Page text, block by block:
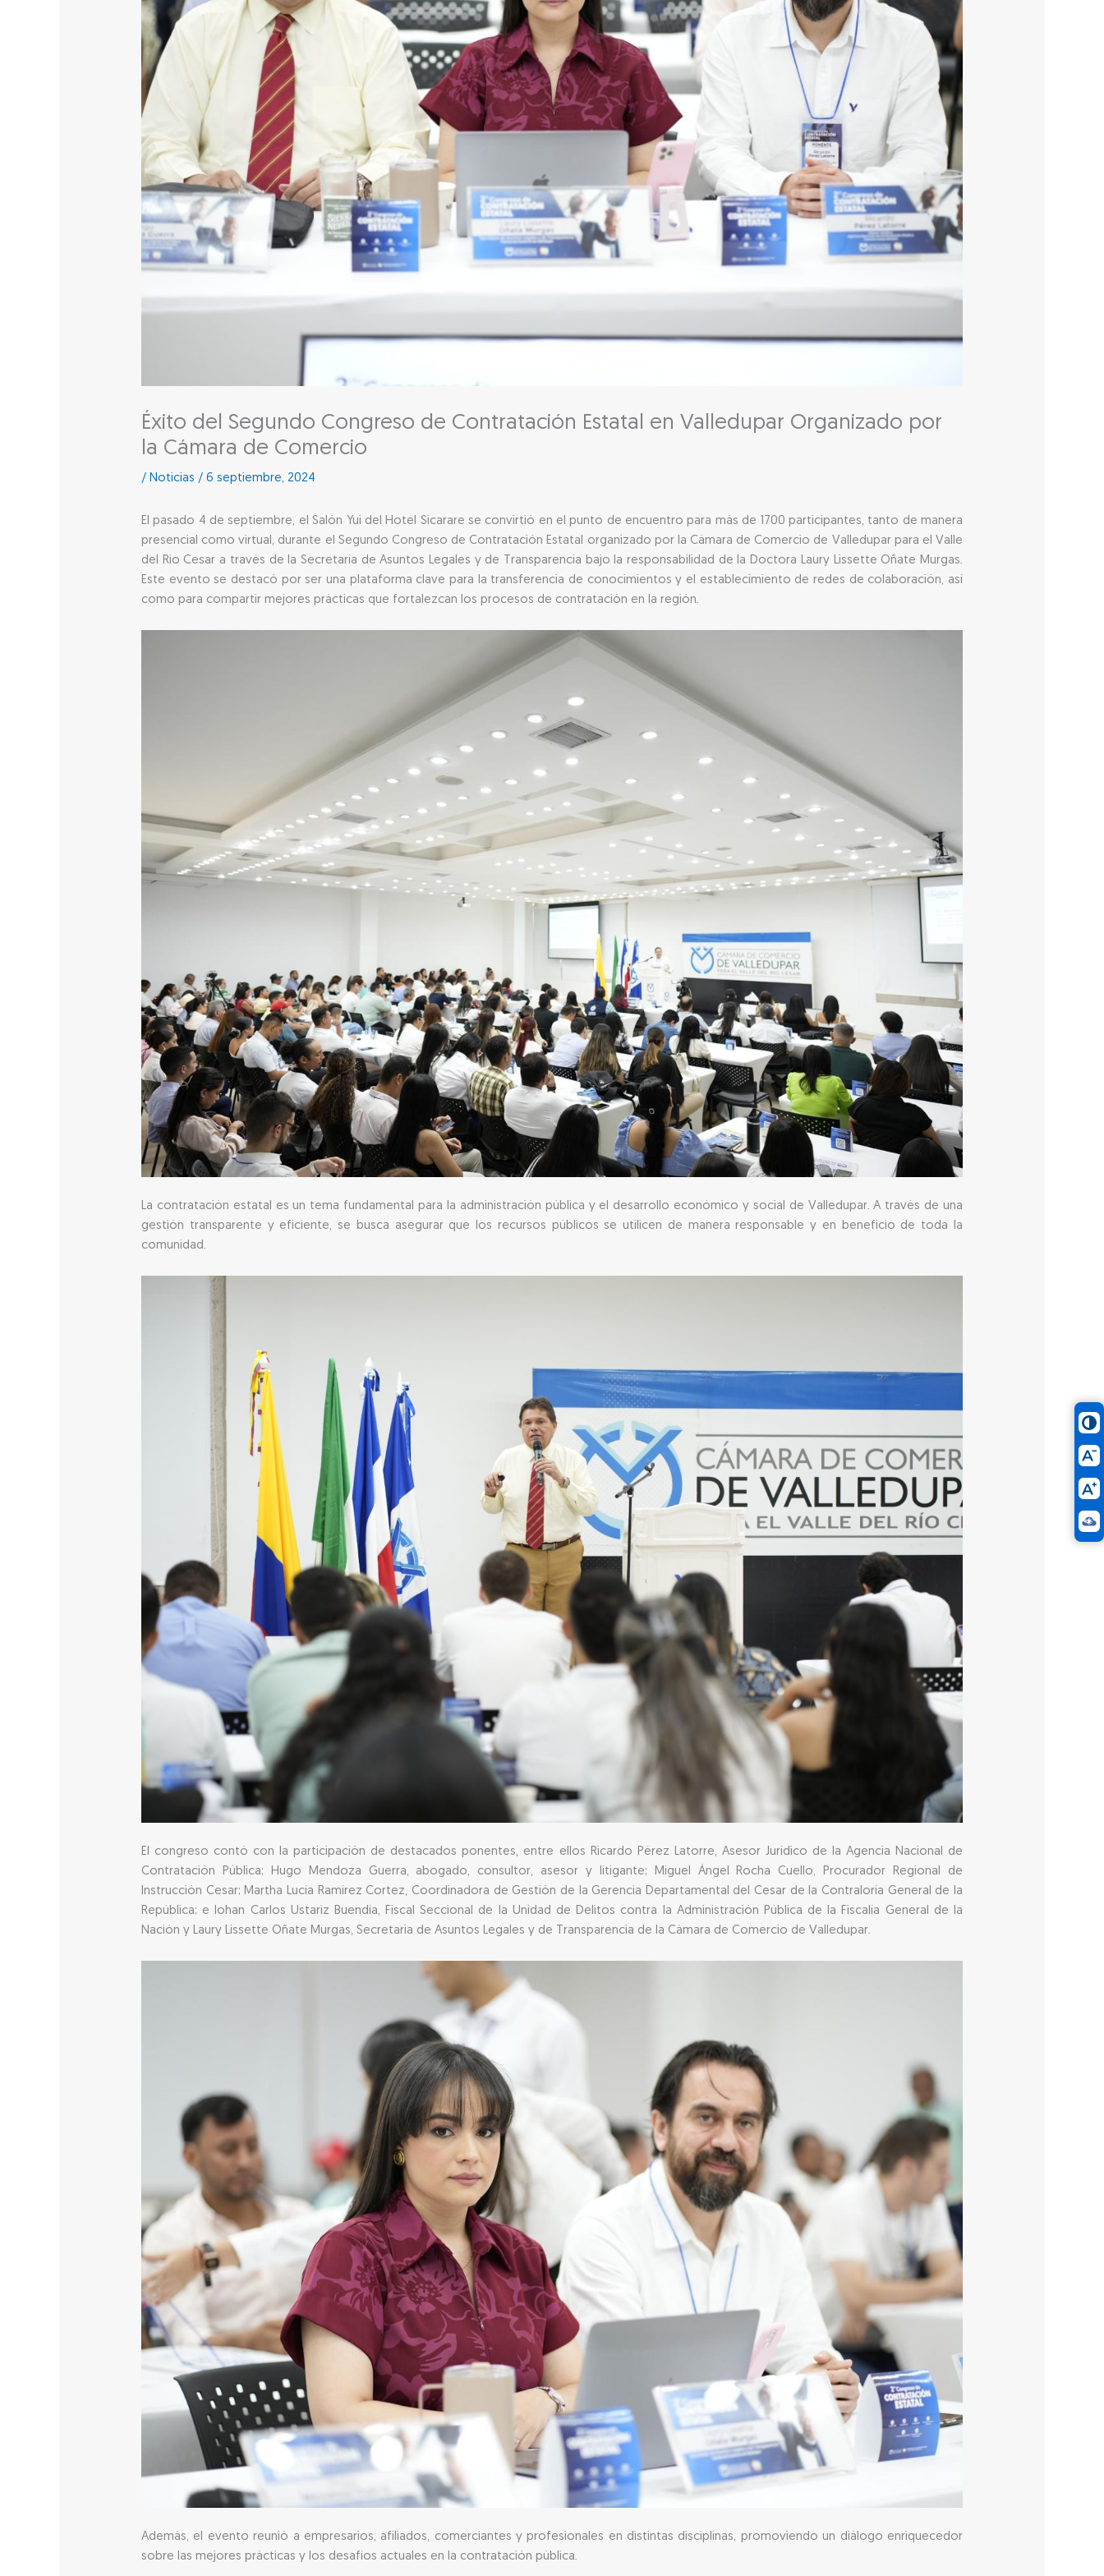
Éxito del Segundo Congreso de Contratación Estatal en Valledupar Organizado por
la Cámara de Comercio
/ Noticias /6 septiembre, 2024
El pasado 4 de septiembre, el Salón Yui del Hotel Sicarare se convirtió en el punto de encuentro para más de 1700 participantes, tanto de manera
presencial como virtual, durante el Segundo Congreso de Contratación Estatal organizado por la Cámara de Comercio de Valledupar para el Valle
del Río Cesar a través de la Secretaría de Asuntos Legales y de Transparencia bajo la responsabilidad de la Doctora Laury Lissette Oñate Murgas.
Este evento se destacó por ser una plataforma clave para la transferencia de conocimientos y el establecimiento de redes de colaboración, así
como para compartir mejores prácticas que fortalezcan los procesos de contratación en la región.
La contratación estatal es un tema fundamental para la administración pública y el desarrollo económico y social de Valledupar. A través de una
gestión transparente y eficiente, se busca asegurar que los recursos públicos se utilicen de manera responsable y en beneficio de toda la
comunidad.
El congreso contó con la participación de destacados ponentes, entre ellos Ricardo Pérez Latorre, Asesor Jurídico de la Agencia Nacional de
Contratación Pública; Hugo Mendoza Guerra, abogado, consultor, asesor y litigante; Miguel Ángel Rocha Cuello, Procurador Regional de
Instrucción Cesar; Martha Lucía Ramírez Cortez, Coordinadora de Gestión de la Gerencia Departamental del Cesar de la Contraloría General de la
República; e Iohan Carlos Ustariz Buendía, Fiscal Seccional de la Unidad de Delitos contra la Administración Pública de la Fiscalía General de la
Nación y Laury Lissette Oñate Murgas, Secretaria de Asuntos Legales y de Transparencia de la Cámara de Comercio de Valledupar.
Además, el evento reunió a empresarios, afiliados, comerciantes y profesionales en distintas disciplinas, promoviendo un diálogo enriquecedor
sobre las mejores prácticas y los desafíos actuales en la contratación pública.